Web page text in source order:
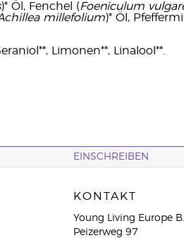
)* Öl, Fenchel (Foeniculum
millefolium)* Öl,
Limonen**, Linalool**.
EINSCHREIBEN
KONTAKT
Young Living Europe
Peizerweg 97